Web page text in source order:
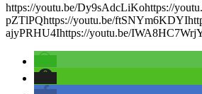
https://youtu.be/Dy9sAdcLiKohttps://
pZTlPQhttps://youtu.be/
ajyPRHU4Ihttps://youtu.be/